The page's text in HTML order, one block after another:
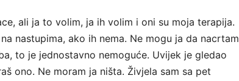
ali ja to volim, ja ih volim i oni su moja terapija.
nastupima, ako ih nema. Ne mogu ja da nacrtam
to je jednostavno nemoguće. Uvijek je gledao
ono. Ne moram ja ništa. Živjela sam sa pet